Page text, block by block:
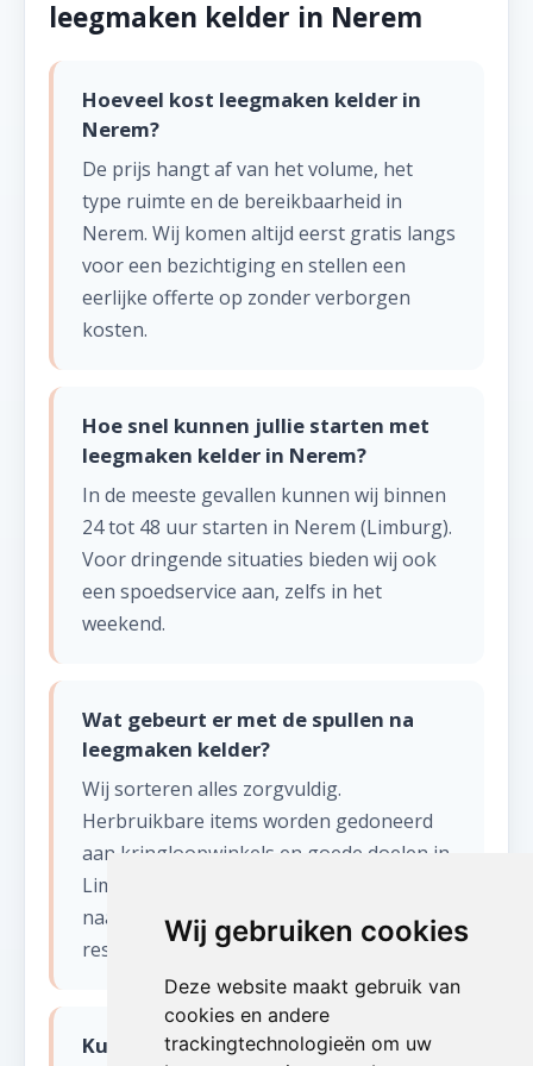
Wij gebruiken cookies
Deze website maakt gebruik van
cookies en andere
trackingtechnologieën om uw
leegmaken kelder in Nerem
Hoeveel kost leegmaken kelder in
Nerem?
De prijs hangt af van het volume, het
type ruimte en de bereikbaarheid in
Nerem. Wij komen altijd eerst gratis langs
voor een bezichtiging en stellen een
eerlijke offerte op zonder verborgen
kosten.
Hoe snel kunnen jullie starten met
leegmaken kelder in Nerem?
In de meeste gevallen kunnen wij binnen
24 tot 48 uur starten in Nerem (Limburg).
Voor dringende situaties bieden wij ook
een spoedservice aan, zelfs in het
weekend.
Wat gebeurt er met de spullen na
leegmaken kelder?
Wij sorteren alles zorgvuldig.
Herbruikbare items worden gedoneerd
aan kringloopwinkels en goede doelen in
Limburg. Recycleerbaar materiaal gaat
naar erkende verwerkingscentra. Enkel
restafval wordt afgevoerd.
Kunnen jullie ook een ondergelopen